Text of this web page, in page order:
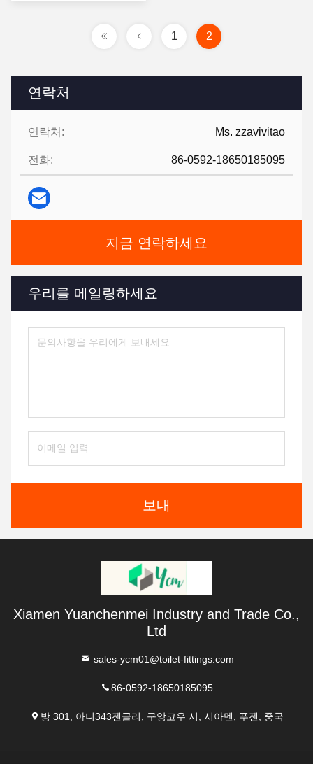
연락처
연락처: Ms. zzavivitao
전화: 86-0592-18650185095
지금 연락하세요
우리를 메일링하세요
보내
1 2
Xiamen Yuanchenmei Industry and Trade Co.,
Ltd
sales-ycm01@toilet-fittings.com
86-0592-18650185095
방 301, 아니343젠글리, 구앙코우 시, 시아멘, 푸젠, 중국